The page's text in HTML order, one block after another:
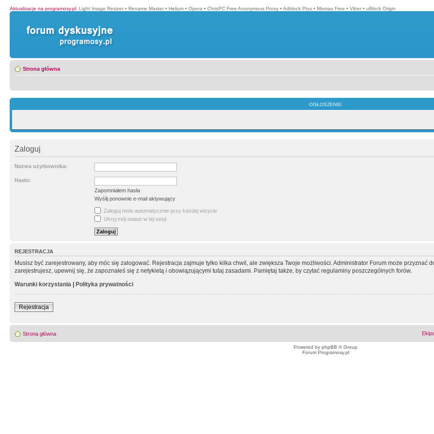
Aktualizacje na programosy.pl: Light Image Resizer • Rename Master • Helium • Opera • ChrisPC Free Anonymous Proxy • Adblock Plus • Mixmax Free • Viber • uBlock Origin
Strona główna
OGŁOSZENIE:
Zaloguj
Nazwa użytkownika:
Hasło:
Zapomniałem hasła
Wyślij ponownie e-mail aktywujący
Zaloguj mnie automatycznie przy każdej wizycie
Ukryj mój status w tej sesji
REJESTRACJA
Musisz być zarejestrowany, aby móc się zalogować. Rejestracja zajmuje tylko kilka chwil, ale zwiększa Twoje możliwości. Administrator Forum może
zarejestrujesz, upewnij się, że zapoznałeś się z netykietą i obowiązującymi tutaj zasadami. Pamiętaj także, by czytać regulaminy poszczególnych forów.
Warunki korzystania | Polityka prywatności
Rejestracja
Strona główna
Powered by phpBB © Group
Forum Programosy.pl